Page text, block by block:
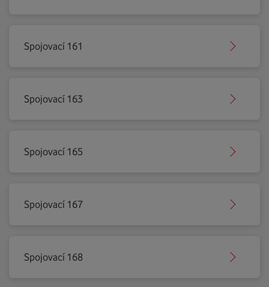
Spojovací 161
Spojovací 163
Spojovací 165
Spojovací 167
Spojovací 168